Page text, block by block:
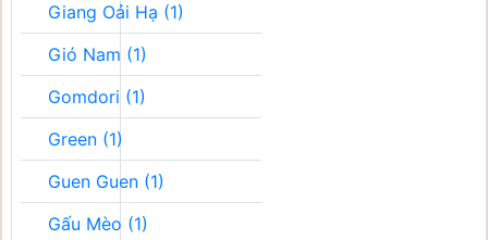
Giang Oải Hạ (1)
Gió Nam (1)
Gomdori (1)
Green (1)
Guen Guen (1)
Gấu Mèo (1)